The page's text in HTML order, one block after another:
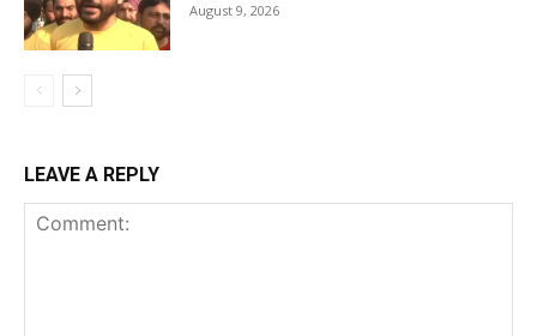
August 9, 2026
LEAVE A REPLY